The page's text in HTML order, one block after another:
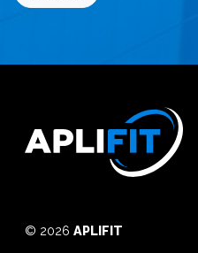
© 2026 APLIFIT